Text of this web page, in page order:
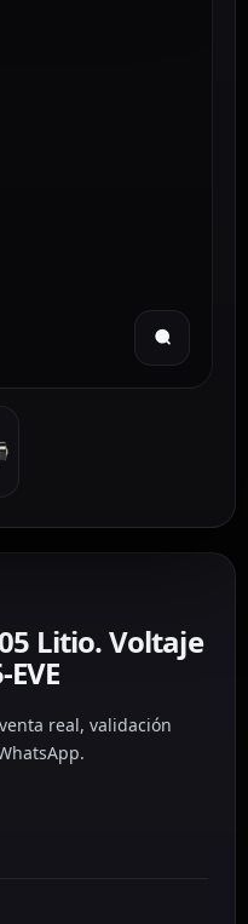
Litio. Voltaje
real, validación